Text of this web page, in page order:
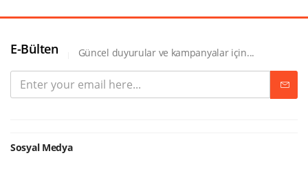
E-Bülten Güncel duyurular ve kampanyalar için...
Sosyal Medya